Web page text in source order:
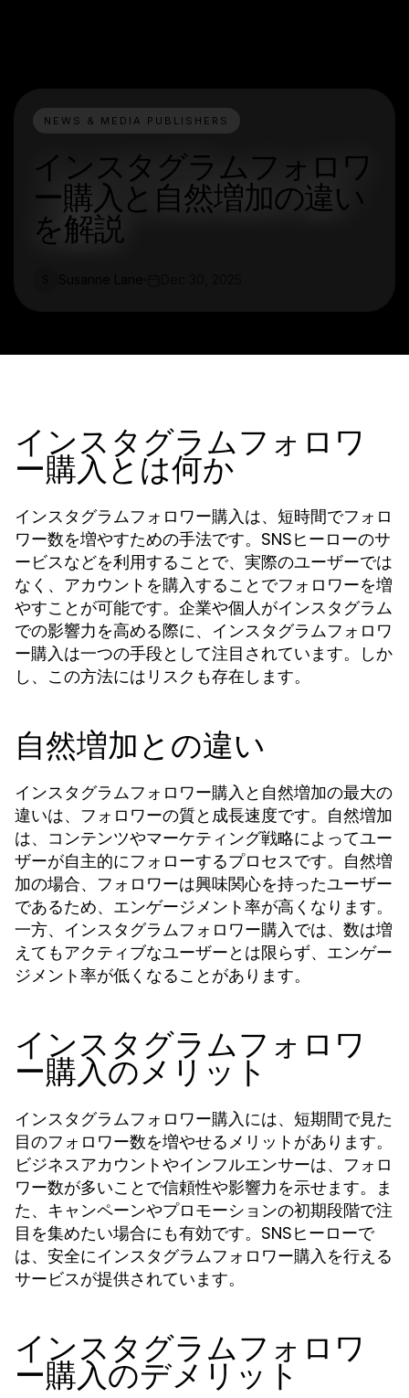
NEWS & MEDIA PUBLISHERS
インスタグラムフォロワ
ー購入と自然増加の違い
を解説
インスタグラムフォロワ
ー購入とは何か
インスタグラムフォロワー購入は、短時間でフォロ
ワー数を増やすための手法です。SNSヒーローのサ
ービスなどを利用することで、実際のユーザーでは
なく、アカウントを購入することでフォロワーを増
やすことが可能です。企業や個人がインスタグラム
での影響力を高める際に、
インスタグラムフォロワ
ー購入 は一つの手段として注目されています。しか
し、この方法にはリスクも存在します。
自然増加との違い
インスタグラムフォロワー購入と自然増加の最大の
違いは、フォロワーの質と成長速度です。自然増加
は、コンテンツやマーケティング戦略によってユー
ザーが自主的にフォローするプロセスです。自然増
加の場合、フォロワーは興味関心を持ったユーザー
であるため、エンゲージメント率が高くなります。
一方、インスタグラムフォロワー購入では、数は増
えてもアクティブなユーザーとは限らず、エンゲー
ジメント率が低くなることがあります。
インスタグラムフォロワ
ー購入のメリット
インスタグラムフォロワー購入には、短期間で見た
目のフォロワー数を増やせるメリットがあります。
ビジネスアカウントやインフルエンサーは、フォロ
ワー数が多いことで信頼性や影響力を示せます。ま
た、キャンペーンやプロモーションの初期段階で注
目を集めたい場合にも有効です。SNSヒーローで
は、安全にインスタグラムフォロワー購入を行える
サービスが提供されています。
インスタグラムフォロワ
ー購入のデメリット